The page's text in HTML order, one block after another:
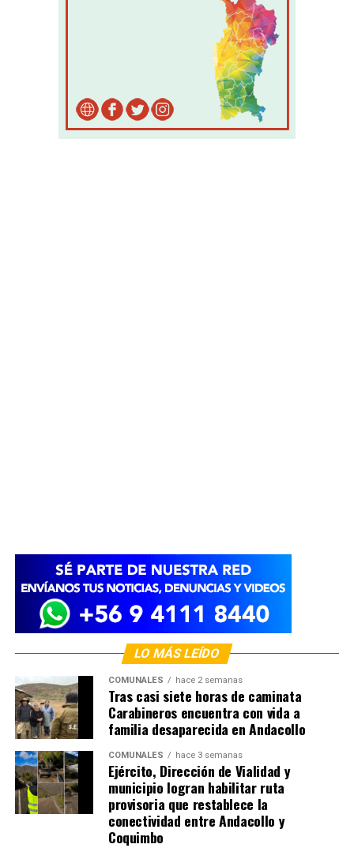
LO MÁS LEÍDO
COMUNALES hace 2 semanas
Tras casi siete horas de caminata
Carabineros encuentra con vida a
familia desaparecida en Andacollo
COMUNALES hace 3 semanas
Ejército, Dirección de Vialidad y
municipio logran habilitar ruta
provisoria que restablece la
conectividad entre Andacollo y
Coquimbo